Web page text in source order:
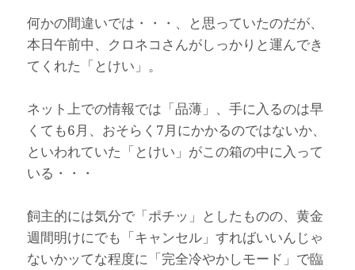
何かの間違いでは・・・、と思っていたのだが、
本日午前中、クロネコさんがしっかりと運んでき
てくれた「とけい」。
ネット上での情報では「品薄」、手に入るのは早
くても6月、おそらく7月にかかるのではないか、
といわれていた「とけい」がこの箱の中に入って
いる・・・
飼主的には気分で「ポチッ」としたものの、黄金
週間明けにでも「キャンセル」すればいいんじゃ
ないかッてな程度に「完全冷やかしモード」で臨